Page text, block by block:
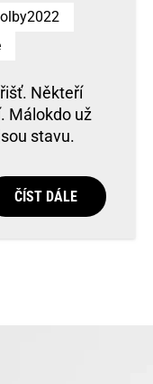
Někteří
Málokdo už
stavu.
ČÍST DÁLE